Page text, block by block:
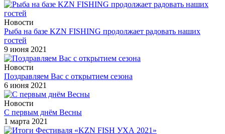
Новости
Рыба на базе KZN FISHING продолжает радовать наших
гостей
9 июня 2021
Новости
Поздравляем Вас с открытием сезона
6 июня 2021
Новости
С первым днём Весны
1 марта 2021